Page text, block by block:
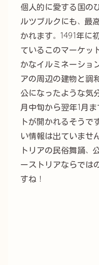
個人的に愛する国の
ルツブルクにも、最
かれます。1491年に
ているこのマーケッ
かなイルミネーショ
アの周辺の建物と調
公になったような気
月中旬から翌年1月
トが開かれるそうで
い情報は出ていませ
トリアの民俗舞踊、
ーストリアならでは
すね！